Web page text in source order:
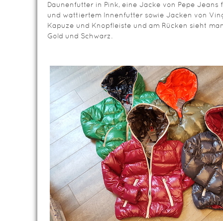
Daunenfutter in Pink, eine Jacke von Pepe Jeans
und wattiertem Innenfutter sowie Jacken von
Kapuze und Knopfleiste und am Rücken sieht
Gold und Schwarz.